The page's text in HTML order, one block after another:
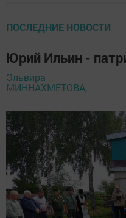
ПОСЛЕДНИЕ НОВОСТИ
Юрий Ильин -
Эльвира
МИННАХМЕТОВА,